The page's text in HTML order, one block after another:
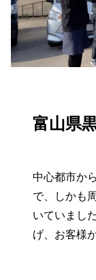
富山県
中心都市か
で、しかも
いていまし
げ、お客様